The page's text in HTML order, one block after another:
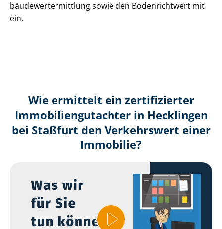
bäu­de­wert­ermitt­lung sowie den Bodenrichtwert mit
ein.
Wie ermittelt ein zertifizierter
Immobilien­gutachter in Hecklingen
bei Staßfurt den Verkehrswert einer
Immobilie?